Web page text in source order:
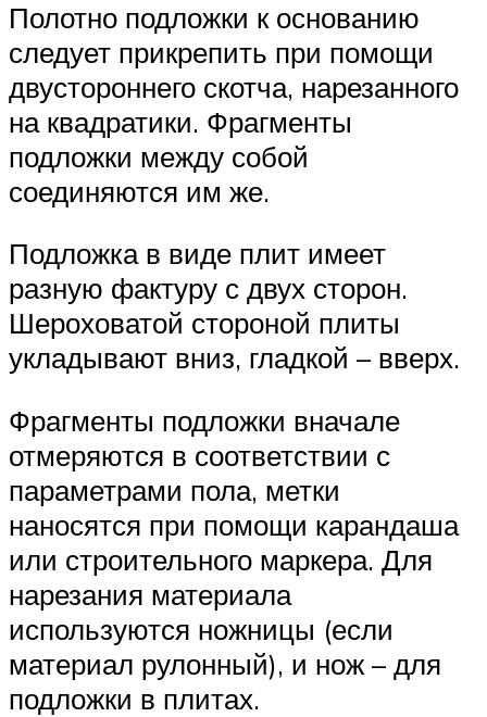
Полотно подложки к основанию
следует прикрепить при помощи
двустороннего скотча, нарезанного
на квадратики. Фрагменты
подложки между собой
соединяются им же.
Подложка в виде плит имеет
разную фактуру с двух сторон.
Шероховатой стороной плиты
укладывают вниз, гладкой – вверх.
Фрагменты подложки вначале
отмеряются в соответствии с
параметрами пола, метки
наносятся при помощи карандаша
или строительного маркера. Для
нарезания материала
используются ножницы (если
материал рулонный), и нож – для
подложки в плитах.